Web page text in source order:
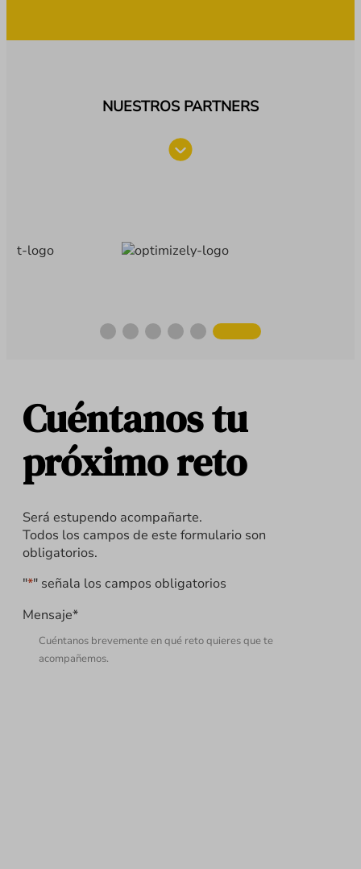
NUESTROS PARTNERS
Cuéntanos tu
próximo reto
Será estupendo acompañarte.
Todos los campos de este formulario son
obligatorios.
"*" señala los campos obligatorios
Mensaje*